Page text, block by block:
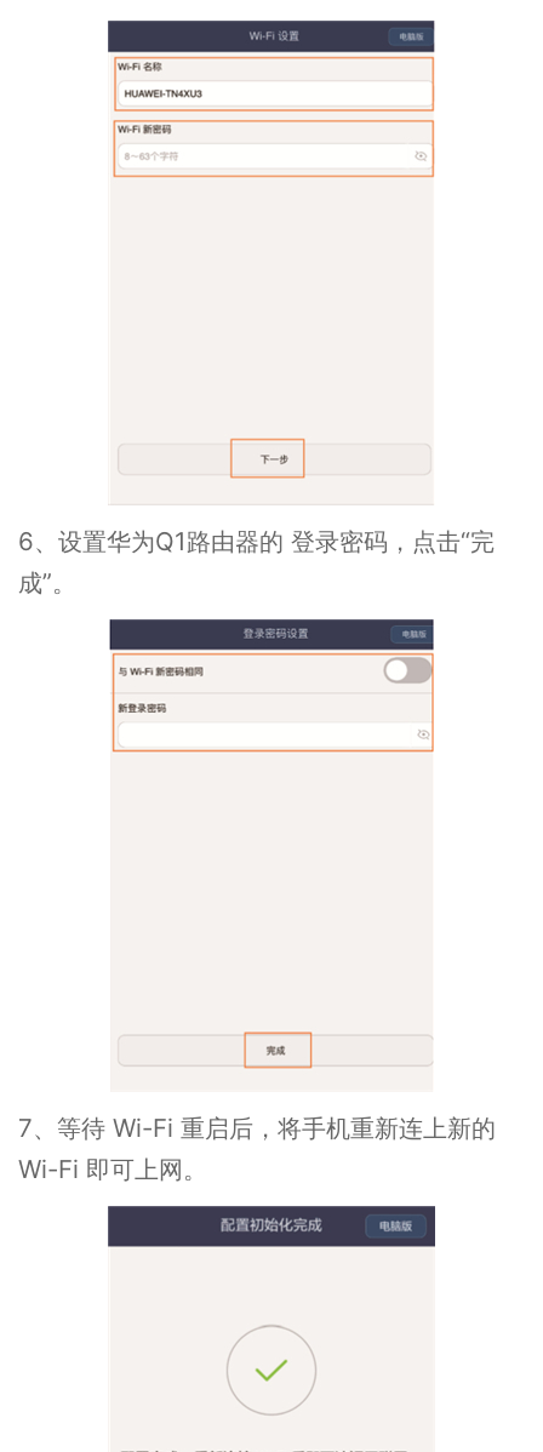
6、设置华为Q1路由器的 登录密码，点击“完
成”。
7、等待 Wi-Fi 重启后，将手机重新连上新的
Wi-Fi 即可上网。